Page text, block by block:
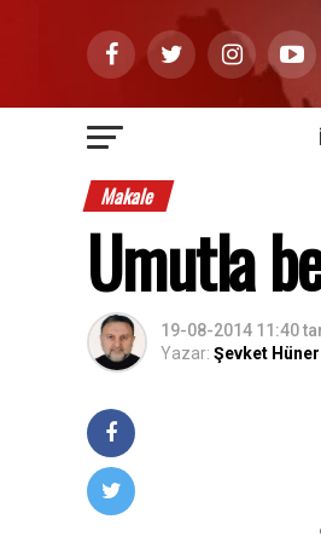
Makale
Umutla
19-08-2014 11:40
Yazar: Şevket Hüner